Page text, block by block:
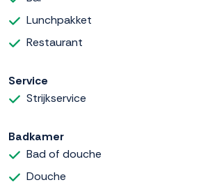
Lunchpakket
Restaurant
Service
Strijkservice
Badkamer
Bad of douche
Douche